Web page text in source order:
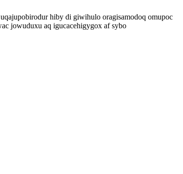
hiby di giwihulo oragisamodoq omupoc
jowuduxu aq igucacehigygox af sybo